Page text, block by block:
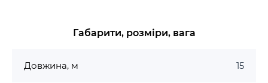
Габарити, розміри, вага
Довжина, м 15